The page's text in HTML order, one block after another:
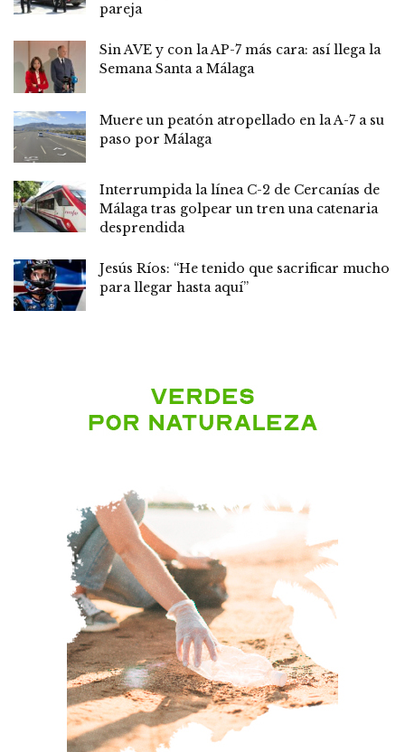
pareja
Sin AVE y con la AP-7 más cara: así llega la
Semana Santa a Málaga
Muere un peatón atropellado en la A-7 a su
paso por Málaga
Interrumpida la línea C-2 de Cercanías de
Málaga tras golpear un tren una catenaria
desprendida
Jesús Ríos: “He tenido que sacrificar mucho
para llegar hasta aquí”